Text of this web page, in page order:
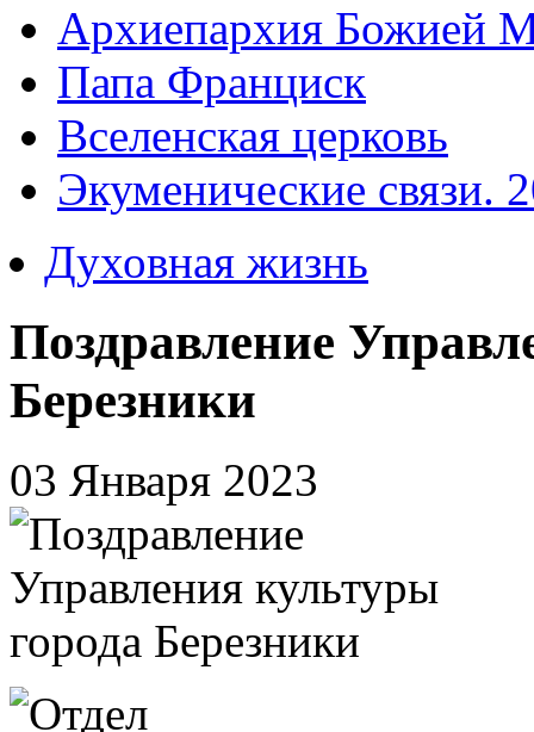
Архиепархия Божией
Папа Франциск
Вселенская церковь
Экуменические связи.
Духовная жизнь
Поздравление
Березники
03 Января 2023